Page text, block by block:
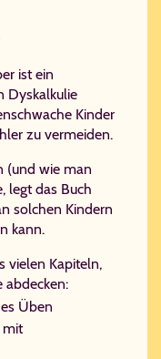
ist ein
Dyskalkulie
Kinder
zu vermeiden.
(und wie man
legt das Buch
solchen Kindern
kann.
vielen Kapiteln,
abdecken:
Üben
mit